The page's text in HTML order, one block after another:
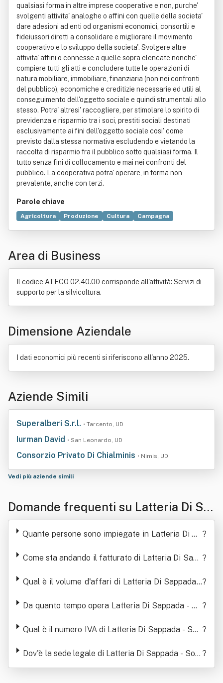
qualsiasi forma in altre imprese cooperative e non, purche'
svolgenti attivita' analoghe o affini con quelle della societa'
dare adesioni ad enti od organismi economici, consortili e
fideiussori diretti a consolidare e migliorare il movimento
cooperativo e lo sviluppo della societa'. Svolgere altre
attivita' affini o connesse a quelle sopra elencate nonche'
compiere tutti gli atti e concludere tutte le operazioni di
natura mobiliare, immobiliare, finanziaria (non nei confronti
del pubblico), economiche e creditizie necessarie ed utili al
conseguimento dell'oggetto sociale e quindi strumentali allo
stesso. Potra' altresi' raccogliere, per stimolare lo spirito di
previdenza e risparmio tra i soci, prestiti sociali destinati
esclusivamente ai fini dell'oggetto sociale cosi' come
previsto dalla stessa normativa escludendo e vietando la
raccolta di risparmio fra il pubblico sotto qualsiasi forma. Il
tutto senza fini di collocamento e mai nei confronti del
pubblico. La cooperativa potra' operare, in forma non
prevalente, anche con terzi.
Parole chiave
Agricoltura Produzione Cultura
Campagna
Riciclaggio dei rifiuti
Servizio
Area di Business
Il codice ATECO 02.40.00 corrisponde all'attività: Servizi di
supporto per la silvicoltura.
Dimensione Aziendale
I dati economici più recenti si riferiscono all'anno 2025.
Aziende Simili
Superalberi S.r.l. • Tarcento, UD
Iurman David • San Leonardo, UD
Consorzio Privato Di Chialminis • Nimis, UD
Vedi più aziende simili
Domande frequenti su Latteria Di Sa
ppada - Società Cooperativa Agricol
Quante persone sono impiegate in Latteria Di Sa ?
Come sta andando il fatturato di Latteria Di Sapp ?
Qual è il volume d'affari di Latteria Di Sappada -?
Da quanto tempo opera Latteria Di Sappada - So ?
Qual è il numero IVA di Latteria Di Sappada - Soc ?
Dov'è la sede legale di Latteria Di Sappada - Soci
età Cooperativa Agricola
?